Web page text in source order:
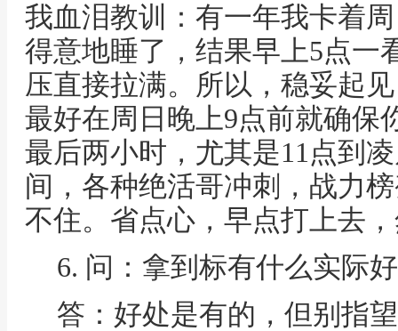
我血泪教训：有一年我卡着
得意地睡了，结果早上5点一
压直接拉满。所以，稳妥起
最好在周日晚上9点前就确保
最后两小时，尤其是11点到
间，各种绝活哥冲刺，战力
不住。省点心，早点打上去
6. 问：拿到标有什么实际
答：好处是有的，但别指